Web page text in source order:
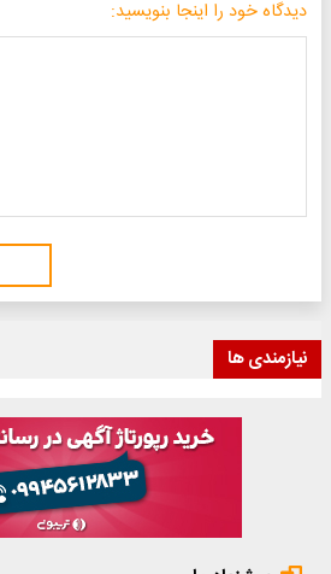
دیدگاه خود را اینجا بنویسید:
نیازمندی ها